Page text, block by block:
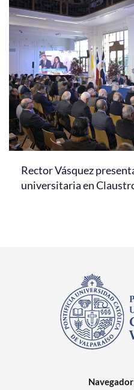
Rector Vásquez
universitaria en